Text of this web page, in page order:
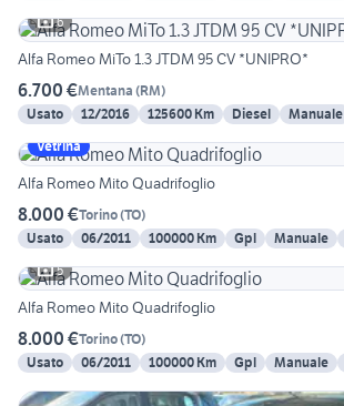
6
Alfa Romeo MiTo 1.3 JTDM 95 CV *UNIPRO*
6.700 €Mentana (RM)
Usato
12/2016 125600 Km Diesel Manuale
Vetrina
Alfa Romeo Mito Quadrifoglio
8.000 €Torino(TO)
Usato
06/2011 100000 Km Gpl Manuale
5
Alfa Romeo Mito Quadrifoglio
8.000 €Torino(TO)
Usato
06/2011 100000 Km Gpl Manuale